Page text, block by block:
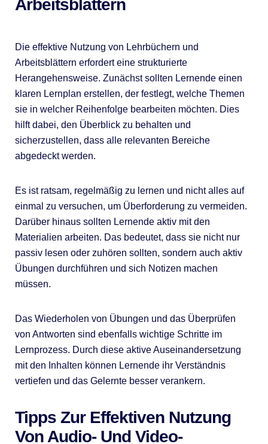
Arbeitsblättern
Die effektive Nutzung von Lehrbüchern und
Arbeitsblättern erfordert eine strukturierte
Herangehensweise. Zunächst sollten Lernende einen
klaren Lernplan erstellen, der festlegt, welche Themen
sie in welcher Reihenfolge bearbeiten möchten. Dies
hilft dabei, den Überblick zu behalten und
sicherzustellen, dass alle relevanten Bereiche
abgedeckt werden.
Es ist ratsam, regelmäßig zu lernen und nicht alles auf
einmal zu versuchen, um Überforderung zu vermeiden.
Darüber hinaus sollten Lernende aktiv mit den
Materialien arbeiten. Das bedeutet, dass sie nicht nur
passiv lesen oder zuhören sollten, sondern auch aktiv
Übungen durchführen und sich Notizen machen
müssen.
Das Wiederholen von Übungen und das Überprüfen
von Antworten sind ebenfalls wichtige Schritte im
Lernprozess. Durch diese aktive Auseinandersetzung
mit den Inhalten können Lernende ihr Verständnis
vertiefen und das Gelernte besser verankern.
Tipps Zur Effektiven Nutzung
Von Audio- Und Video-